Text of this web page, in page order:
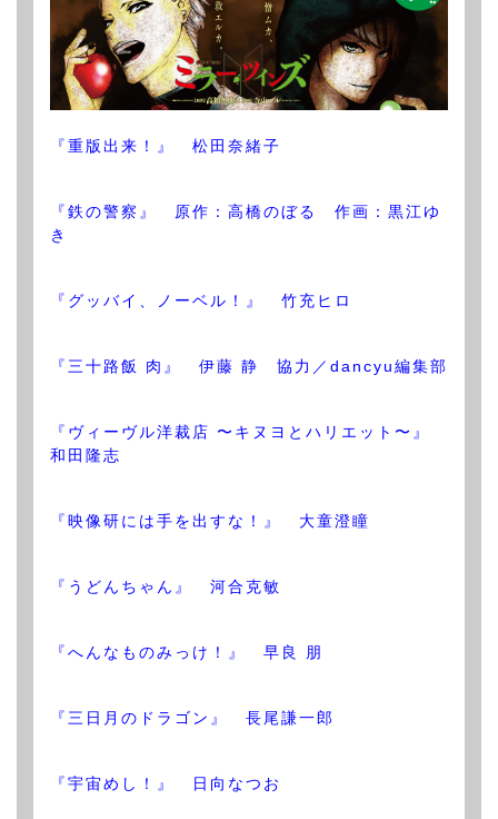
『重版出来！』 松田奈緒子
『鉄の警察』 原作：高橋のぼる 作画：黒江ゆ
き
『グッバイ、ノーベル！』 竹充ヒロ
『三十路飯 肉』 伊藤 静 協力／dancyu編集部
『ヴィーヴル洋裁店 〜キヌヨとハリエット〜』
和田隆志
『映像研には手を出すな！』 大童澄瞳
『うどんちゃん』 河合克敏
『へんなものみっけ！』 早良 朋
『三日月のドラゴン』 長尾謙一郎
『宇宙めし！』 日向なつお